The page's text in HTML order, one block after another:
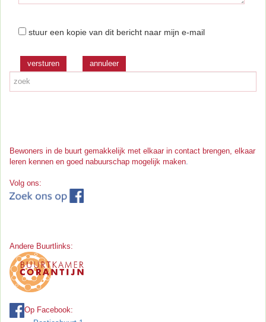
stuur een kopie van dit bericht naar mijn e-mail
versturen
Bewoners in de buurt gemakkelijk met elkaar in contact brengen, elkaar
leren kennen en goed nabuurschap mogelijk maken
Volg ons:
Andere Buurtlinks:
Op Facebook: